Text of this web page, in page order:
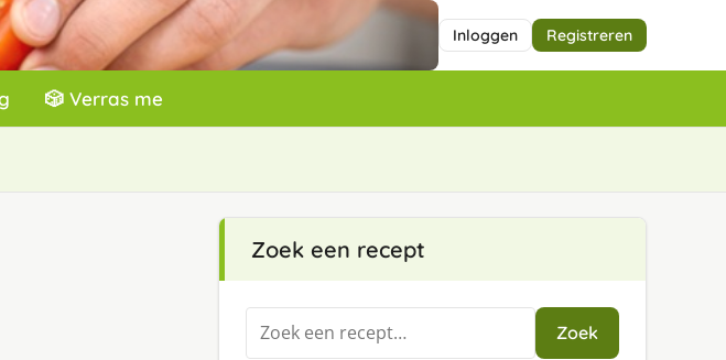
Inloggen Registreren
🎲 Verras me
Zoek een recept
Zoeken
naar:
Zoek